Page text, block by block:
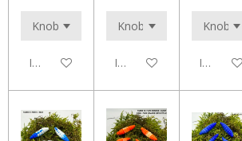
In den WarenkorbIn den WarenkorbIn den